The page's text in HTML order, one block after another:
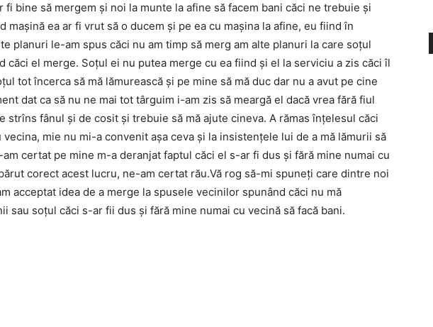
fi bine să mergem și noi la munte la afine să facem bani căci ne trebuie și
mașină ea ar fi vrut să o ducem și pe ea cu mașina la afine, eu fiind în
planuri le-am spus căci nu am timp să merg am alte planuri la care soțul
căci el merge. Soțul ei nu putea merge cu ea fiind și el la serviciu a zis căci îl
tot încerca să mă lămurească și pe mine să mă duc dar nu a avut pe cine
dat ca să nu ne mai tot târguim i-am zis să meargă el dacă vrea fără fiul
strîns fânul și de cosit și trebuie să mă ajute cineva. A rămas înțelesul căci
mie nu mi-a convenit așa ceva și la insistențele lui de a mă lămurii să
certat pe mine m-a deranjat faptul căci el s-ar fi dus și fără mine numai cu
corect acest lucru, ne-am certat rău.Vă rog să-mi spuneți care dintre noi
acceptat idea de a merge la spusele vecinilor spunând căci nu mă
sau soțul căci s-ar fii dus și fără mine numai cu vecină să facă bani.